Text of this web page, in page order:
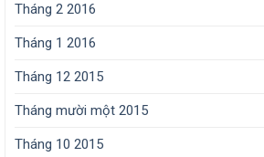
Tháng 2 2016
Tháng 1 2016
Tháng 12 2015
Tháng mười một 2015
Tháng 10 2015